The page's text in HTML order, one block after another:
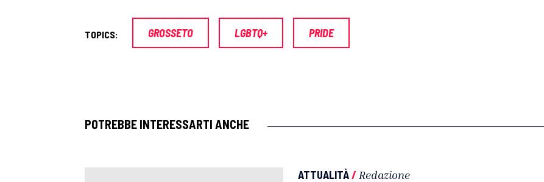
TOPICS: GROSSETO LGBTQ+ PRIDE
POTREBBE INTERESSARTI ANCHE
ATTUALITÀ/ Redazione